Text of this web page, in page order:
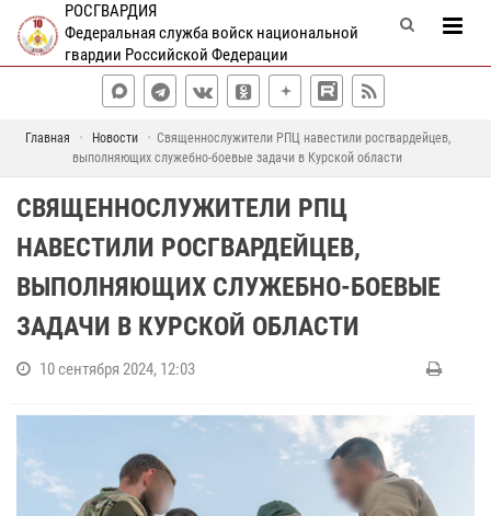
РОСГВАРДИЯ
Федеральная служба войск национальной
гвардии Российской Федерации
Главная Новости
Священнослужители РПЦ навестили росгвардейцев,
выполняющих служебно-боевые задачи в Курской области
СВЯЩЕННОСЛУЖИТЕЛИ РПЦ
НАВЕСТИЛИ РОСГВАРДЕЙЦЕВ,
ВЫПОЛНЯЮЩИХ СЛУЖЕБНО-БОЕВЫЕ
ЗАДАЧИ В КУРСКОЙ ОБЛАСТИ
10 сентября 2024, 12:03